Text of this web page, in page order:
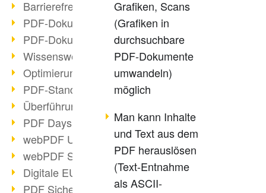
Barrierefreie PDF-Dokumente (2/3)
PDF-Dokumente mit OCR optimieren
PDF-Dokumente barrierefrei?
Wissenswertes über E-Signatur
Optimierung des PDF-Formats
PDF-Standards im Überblick
Überführung PDF/A in Archivsystem
PDF Days Europe 2021
webPDF Update 8.0.0.2282
webPDF Statistik-Auswertungen
Digitale EU COVID-Zertifikate
PDF Sicherheitseinstellungen
Grafiken, Scans
(Grafiken in
durchsuchbare
PDF-Dokumente
umwandeln)
möglich
Man kann Inhalte
und Text aus dem
PDF herauslösen
(Text-Entnahme
als ASCII-